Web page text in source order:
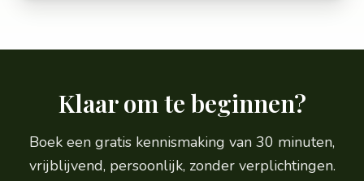
Klaar om te beginnen?
Boek een gratis kennismaking van 30 minuten,
vrijblijvend, persoonlijk, zonder verplichtingen.